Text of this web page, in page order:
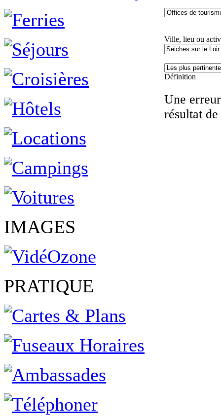
IMAGES
PRATIQUE
Ville, lieu ou
Définition
Une
résultat